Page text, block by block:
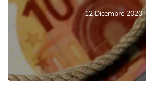
12 Dicembre 2020